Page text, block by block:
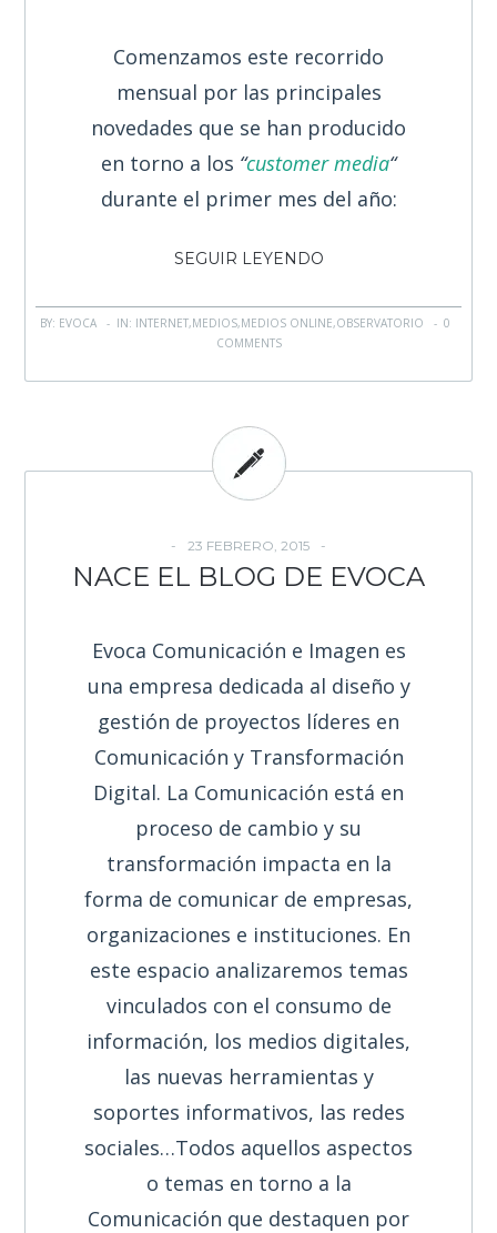
Comenzamos este recorrido
mensual por las principales
novedades que se han producido
en torno a los “customer media“
durante el primer mes del año:
SEGUIR LEYENDO
BY: EVOCA - IN: INTERNET,MEDIOS,MEDIOS ONLINE,OBSERVATORIO - 0
COMMENTS
23 FEBRERO, 2015
NACE EL BLOG DE EVOCA
Evoca Comunicación e Imagen es
una empresa dedicada al diseño y
gestión de proyectos líderes en
Comunicación y Transformación
Digital. La Comunicación está en
proceso de cambio y su
transformación impacta en la
forma de comunicar de empresas,
organizaciones e instituciones. En
este espacio analizaremos temas
vinculados con el consumo de
información, los medios digitales,
las nuevas herramientas y
soportes informativos, las redes
sociales…Todos aquellos aspectos
o temas en torno a la
Comunicación que destaquen por